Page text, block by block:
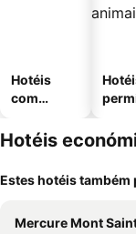
Hotéis
com
Hotéis
Estes hotéis
Mercure Mont